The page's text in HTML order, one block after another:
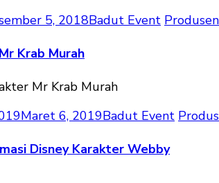
5, 2018Badut Event
Krab Murah
Maret 6, 2019Badut Event
Disney Karakter Webby